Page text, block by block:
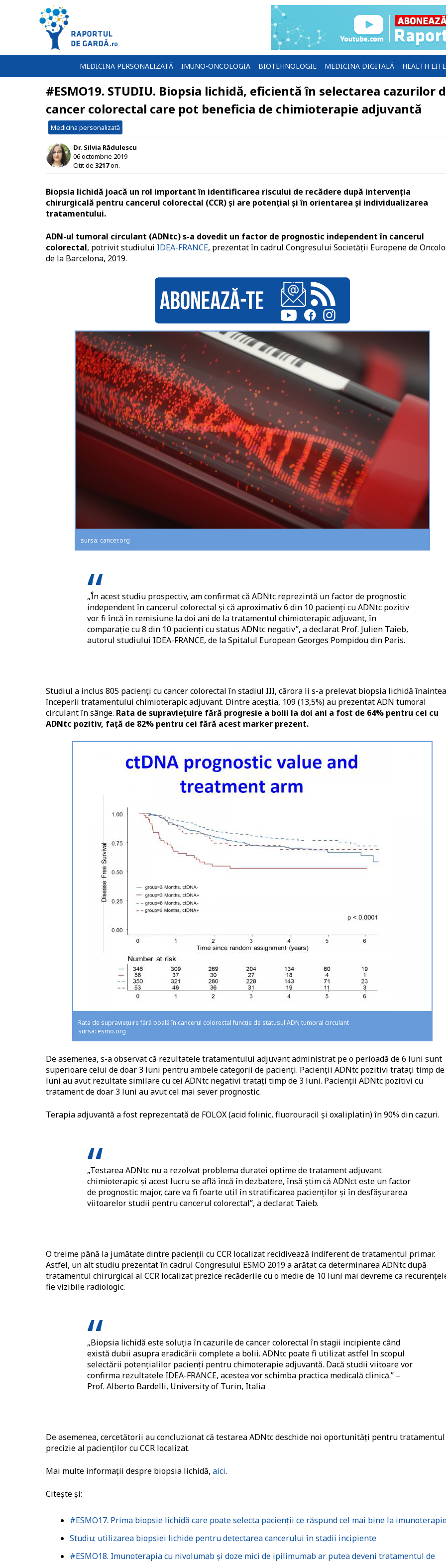
MEDICINA PERSONALIZATĂ IMUNO-ONCOLOGIA BIOTEHNOLOGIE MEDICINA DIGITALĂ HEALTH
#ESMO19. STUDIU. Biopsia lichidă, eficientă în selectarea cazurilor
cancer colorectal care pot beneficia de chimioterapie adjuvantă
Medicina personalizată
Dr. Silvia Rădulescu
06 octombrie 2019
Citit de 3217ori.
Biopsia lichidă joacă un rol important în identificarea riscului de recădere după intervenția
chirurgicală pentru cancerul colorectal (CCR) și are potențial și în orientarea și individualizarea
tratamentului.
ADN-ul tumoral circulant (ADNtc) s-a dovedit un factor de prognostic independent în cancerul
colorectal, potrivit studiului IDEA-FRANCE, prezentat în cadrul Congresului Societății Europene de
de la Barcelona, 2019.
sursa: cancer.org
„În acest studiu prospectiv, am confirmat că ADNtc reprezintă un factor de prognostic
independent în cancerul colorectal și că aproximativ 6 din 10 pacienți cu ADNtc pozitiv
vor fi încă în remisiune la doi ani de la tratamentul chimioterapic adjuvant, în
comparație cu 8 din 10 pacienți cu status ADNtc negativ”, a declarat Prof. Julien Taieb,
autorul studiului IDEA-FRANCE, de la Spitalul European Georges Pompidou din Paris.
Studiul a inclus 805 pacienți cu cancer colorectal în stadiul III, cărora li s-a prelevat biopsia lichidă înaintea
începerii tratamentului chimioterapic adjuvant. Dintre aceștia, 109 (13,5%) au prezentat ADN tumoral
circulant în sânge. Rata de supraviețuire fără progresie a bolii la doi ani a fost de 64% pentru cei cu
ADNtc pozitiv, față de 82% pentru cei fără acest marker prezent.
Rata de supraviețuire fără boală în cancerul colorectal funcție de statusul ADN tumoral circulant
sursa: esmo.org
De asemenea, s-a observat că rezultatele tratamentului adjuvant administrat pe o perioadă de 6 luni sunt
superioare celui de doar 3 luni pentru ambele categorii de pacienți. Pacienții ADNtc pozitivi tratați timp
luni au avut rezultate similare cu cei ADNtc negativi tratați timp de 3 luni. Pacienții ADNtc pozitivi cu
tratament de doar 3 luni au avut cel mai sever prognostic.
Terapia adjuvantă a fost reprezentată de FOLOX (acid folinic, fluorouracil și oxaliplatin) în 90% din cazuri.
„Testarea ADNtc nu a rezolvat problema duratei optime de tratament adjuvant
chimioterapic și acest lucru se află încă în dezbatere, însă știm că ADNct este un factor
de prognostic major, care va fi foarte util în stratificarea pacienților și în desfășurarea
viitoarelor studii pentru cancerul colorectal”, a declarat Taieb.
O treime până la jumătate dintre pacienții cu CCR localizat recidivează indiferent de tratamentul primar.
Astfel, un alt studiu prezentat în cadrul Congresului ESMO 2019 a arătat ca determinarea ADNtc după
tratamentul chirurgical al CCR localizat prezice recăderile cu o medie de 10 luni mai devreme ca
fie vizibile radiologic.
„Biopsia lichidă este soluția în cazurile de cancer colorectal în stagii incipiente când
există dubii asupra eradicării complete a bolii. ADNtc poate fi utilizat astfel în scopul
selectării potențialilor pacienți pentru chimoterapie adjuvantă. Dacă studii viitoare vor
confirma rezultatele IDEA-FRANCE, acestea vor schimba practica medicală clinică.” –
Prof. Alberto Bardelli, University of Turin, Italia
De asemenea, cercetătorii au concluzionat că testarea ADNtc deschide noi oportunități pentru
precizie al pacienților cu CCR localizat.
Mai multe informații despre biopsia lichidă, aici.
Citește și:
#ESMO17. Prima biopsie lichidă care poate selecta pacienții ce răspund cel mai bine la
Studiu: utilizarea biopsiei lichide pentru detectarea cancerului în stadii incipiente
#ESMO18. Imunoterapia cu nivolumab și doze mici de ipilimumab ar putea deveni tratamentul de